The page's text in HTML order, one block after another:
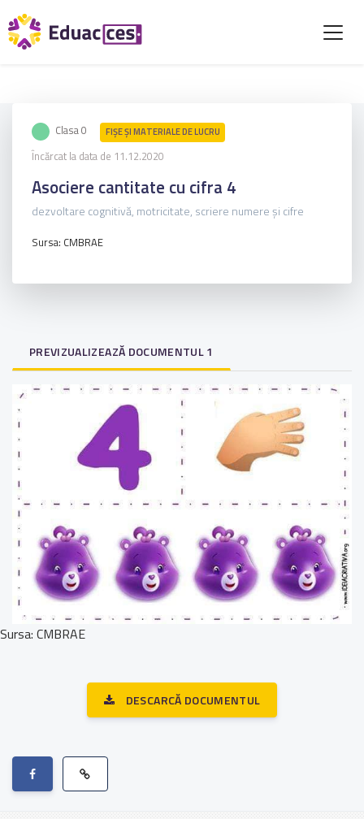
Clasa 0 FIŞE ŞI MATERIALE DE LUCRU
Încărcat la data de 11.12.2020
Asociere cantitate cu cifra 4
dezvoltare cognitivă, motricitate, scriere numere și cifre
Sursa: CMBRAE
PREVIZUALIZEAZĂ DOCUMENTUL 1
Sursa: CMBRAE
DESCARCĂ DOCUMENTUL